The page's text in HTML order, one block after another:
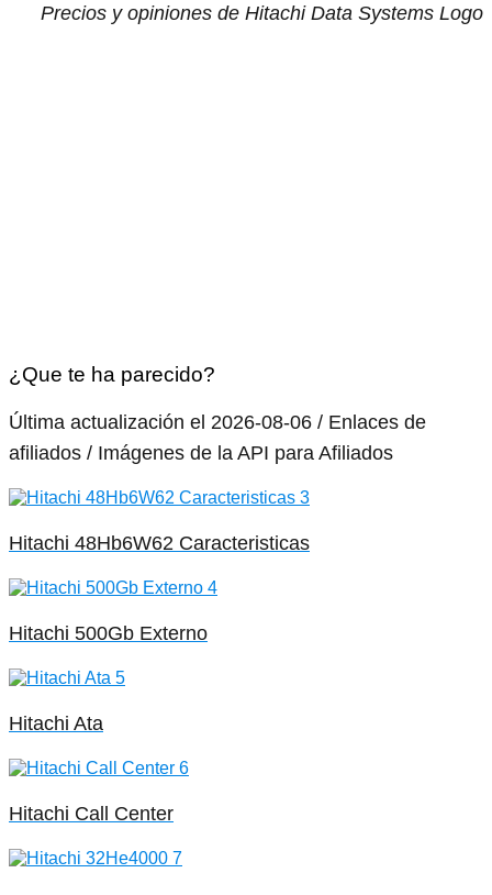
Precios y opiniones de Hitachi Data Systems Logo
¿Que te ha parecido?
Última actualización el 2026-08-06 / Enlaces de
afiliados / Imágenes de la API para Afiliados
Hitachi 48Hb6W62 Caracteristicas
Hitachi 500Gb Externo
Hitachi Ata
Hitachi Call Center